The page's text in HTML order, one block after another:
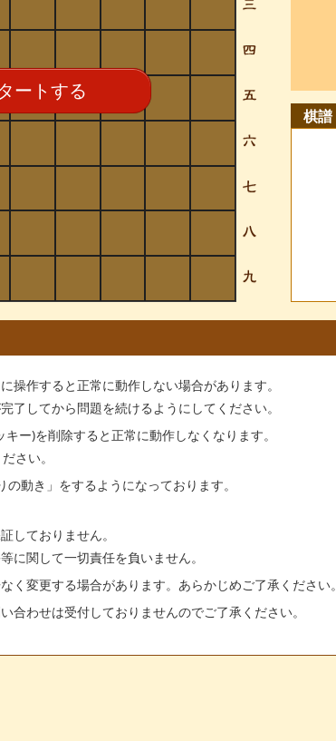
ートする
棋譜
操作すると正常に動作しない場合があります。
了してから問題を続けるようにしてください。
ー)を削除すると正常に動作しなくなります。
さい。
動き」をするようになっております。
しておりません。
に関して一切責任を負いません。
く変更する場合があります。あらかじめご了承ください。
合わせは受付しておりませんのでご了承ください。